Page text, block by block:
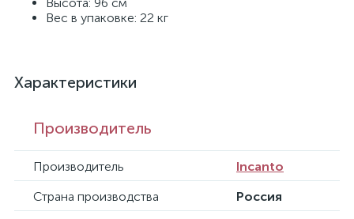
Вес в упаковке: 22 кг
Характеристики
Производитель
Производитель
Incanto
Страна производства
Россия